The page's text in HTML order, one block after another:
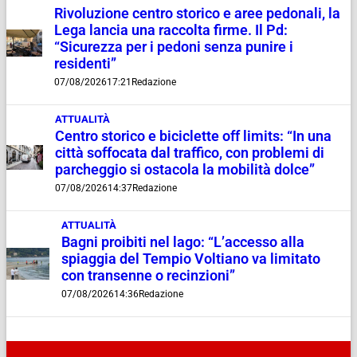
Rivoluzione centro storico e aree pedonali, la
Lega lancia una raccolta firme. Il Pd:
“Sicurezza per i pedoni senza punire i
residenti”
07/08/202617:21 Redazione
ATTUALITÀ
Centro storico e biciclette off limits: “In una
città soffocata dal traffico, con problemi di
parcheggio si ostacola la mobilità dolce”
07/08/202614:37Redazione
ATTUALITÀ
Bagni proibiti nel lago: “L’accesso alla
spiaggia del Tempio Voltiano va limitato
con transenne o recinzioni”
07/08/202614:36Redazione